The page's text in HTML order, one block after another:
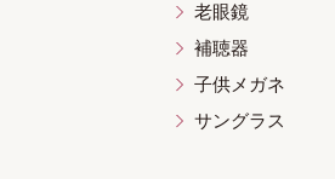
老眼鏡
補聴器
子供メガネ
サングラス